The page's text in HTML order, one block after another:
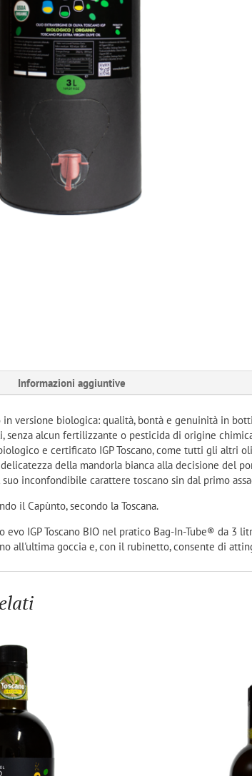
Informazioni aggiuntive
in versione biologica: qualità, bontà e genuinità in
senza alcun fertilizzante o pesticida di origine
e certificato IGP Toscano, come tutti gli altri
della mandorla bianca alla decisione del
inconfondibile carattere toscano sin dal primo
il Capùnto, secondo la Toscana.
evo IGP Toscano BIO nel pratico Bag-In-Tube® da
all'ultima goccia e, con il rubinetto, consente di